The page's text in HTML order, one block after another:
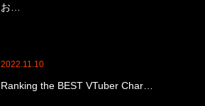
お…
2022.11.10
Ranking the BEST VTuber Char…